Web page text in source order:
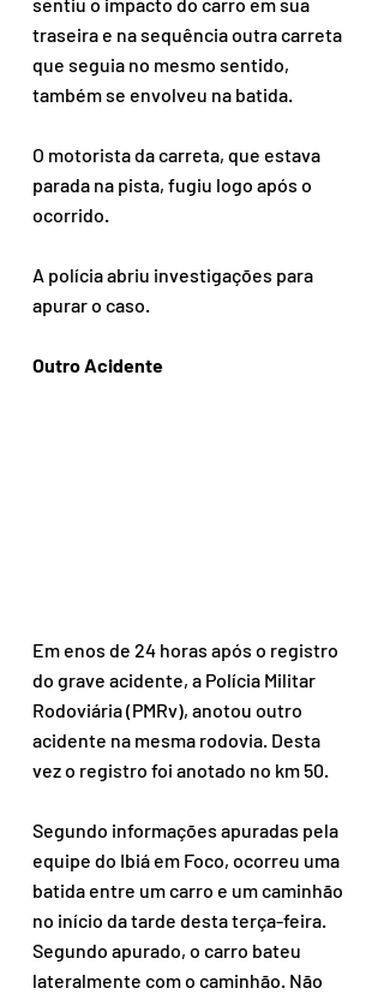
traseira e na sequência outra carreta
que seguia no mesmo sentido,
também se envolveu na batida.
O motorista da carreta, que estava
parada na pista, fugiu logo após o
ocorrido.
A polícia abriu investigações para
apurar o caso.
Outro Acidente
Em enos de 24 horas após o registro
do grave acidente, a Polícia Militar
Rodoviária (PMRv), anotou outro
acidente na mesma rodovia. Desta
vez o registro foi anotado no km 50.
Segundo informações apuradas pela
equipe do Ibiá em Foco, ocorreu uma
batida entre um carro e um caminhão
no início da tarde desta terça-feira.
Segundo apurado, o carro bateu
lateralmente com o caminhão. Não